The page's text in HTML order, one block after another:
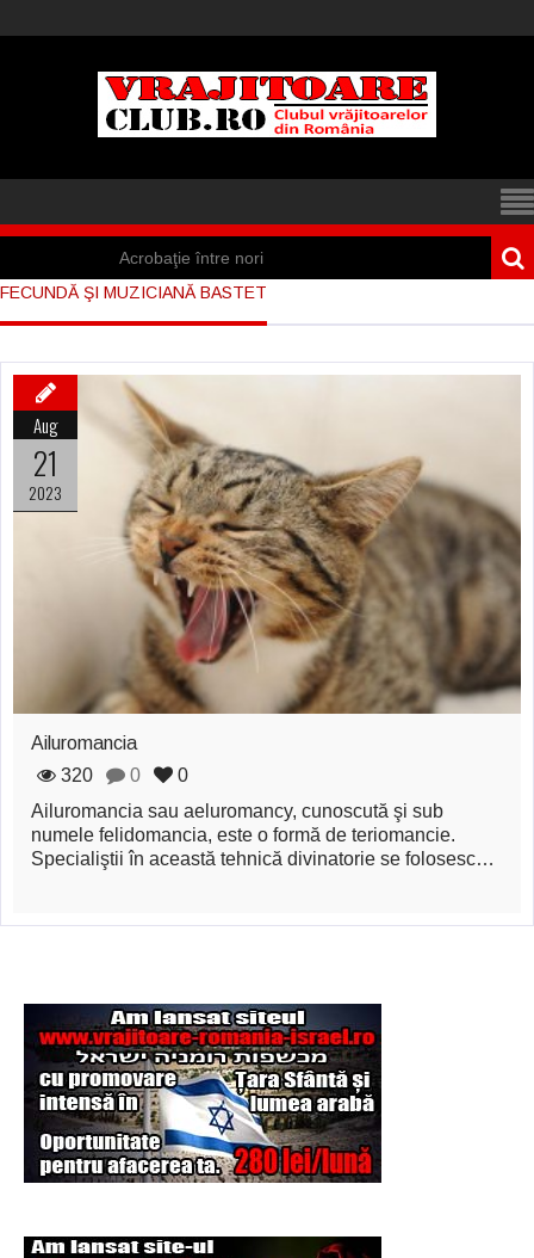
Acrobaţie între nori
Iisus a apărut într-
Marea vânătoare
de vrăjitoare din
Suedia
Vrăjitoare
zburătoare în Mexic
Magia în Thailanda
Madona lacrimilor
din Siracusa
Uimitoarea viaţă a
Teresei Neumann
Derba, un oraş
regele Arthur
Şi-a vândut soţia
pentru un ritual de
magie neagră
FECUNDĂ ŞI MUZICIANĂ BASTET
Aug
21
2023
Ailuromancia
320
0
0
Ailuromancia sau aeluromancy, cunoscută şi sub
numele felidomancia, este o formă de teriomancie.
Specialiştii în această tehnică divinatorie se folosesc…